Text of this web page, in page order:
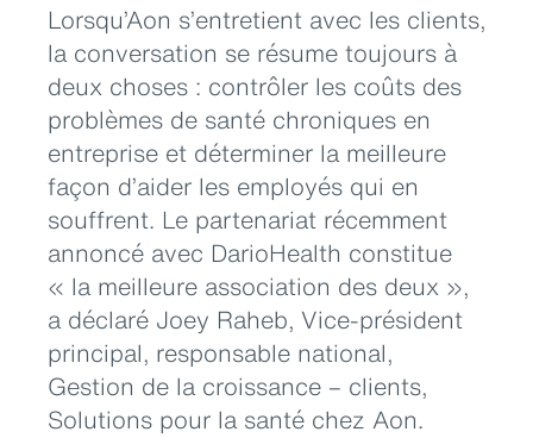
Lorsqu’Aon s’entretient avec les clients,
la conversation se résume toujours à
deux choses : contrôler les coûts des
problèmes de santé chroniques en
entreprise et déterminer la meilleure
façon d’aider les employés qui en
souffrent. Le partenariat récemment
annoncé avec DarioHealth constitue
« la meilleure association des deux »,
a déclaré Joey Raheb, Vice-président
principal, responsable national,
Gestion de la croissance – clients,
Solutions pour la santé chez Aon.